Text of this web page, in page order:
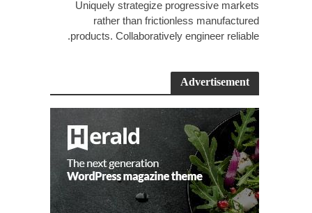
Uniquely strategize progressive markets
rather than frictionless manufactured
products. Collaboratively engineer reliable.
Advertisement